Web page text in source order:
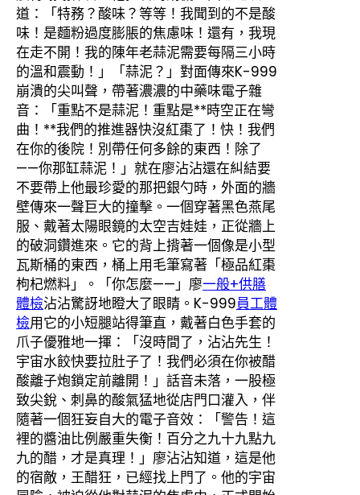
道：「特務？酸味？等等！我聞到的不是酸
味！是麵粉過度膨脹的焦慮味！還有，我現
在走不開！我的陳年老蒜泥需要每隔三小時
的溫和震動！」「蒜泥？」對面傳來K-999
崩潰的尖叫聲，帶著濃濃的中藥味電子雜
音：「重點不是蒜泥！重點是**時空正在彎
曲！**我們的推進器快沒紅棗了！快！我們
在你的後院！別帶任何多餘的東西！除了
——你那缸蒜泥！」就在廖沾沾還在糾結要
不要帶上他最珍愛的那把銀勺時，外面的牆
壁傳來一聲巨大的撞擊。一個穿著黑色燕尾
服、戴著太陽眼鏡的太空吉娃娃，正從牆上
的破洞鑽進來。它的背上揹著一個像是小型
瓦斯桶的東西，桶上用毛筆寫著「極品紅棗
枸杞燃料」。「你怎麼——」廖一般+供膳
體檢沾沾驚訝地瞪大了眼睛。K-999員工體
檢用它的小短腿站得筆直，戴著白色手套的
爪子優雅地一揮：「沒時間了，沾沾先生！
宇宙水餃快要拉肚子了！我們必須在你被醋
酸離子炮鎖定前離開！」話音未落，一股極
致尖銳、刺鼻的酸氣猛地從店門口灌入，伴
隨著一個狂妄自大的電子音效：「警告！這
裡的醬油比例嚴重失衡！百分之九十九點九
九的醋，才是真理！」廖沾沾知道，這是他
的宿敵，王醋狂，已經找上門了。他的宇宙